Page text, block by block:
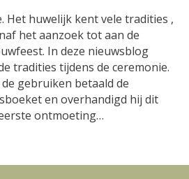
Het huwelijk kent vele tradities ,
het aanzoek tot aan de
In deze nieuwsblog
tradities tijdens de ceremonie.
gebruiken betaald de
en overhandigd hij dit
ontmoeting…